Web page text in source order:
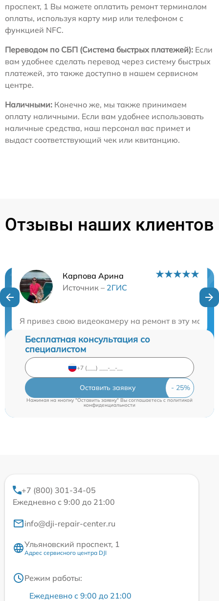
проспект, 1 Вы можете оплатить ремонт терминалом
оплаты, используя карту мир или телефоном с
функцией NFC.
Переводом по СБП (Система быстрых платежей): Если
вам удобнее сделать перевод через систему быстрых
платежей, это также доступно в нашем сервисном
центре.
Наличными: Конечно же, мы также принимаем
оплату наличными. Если вам удобнее использовать
наличные средства, наш персонал вас примет и
выдаст соответствующий чек или квитанцию.
Отзывы наших клиентов
Карпова Арина
Источник – 2ГИС
Я привез свою видеокамеру на ремонт в эту
Нужна консультация?
Бесплатная консультация со
специалистом
Оставить заявку
Нажимая на кнопку "Оставить заявку" Вы соглашаетесь cполитикой
конфиденциальности
+7 (800) 301-34-05
Ежедневно с 9:00 до 21:00
info@dji-repair-center.ru
Ульяновский проспект, 1
Адрес сервисного центра DJI
Режим работы:
Ежедневно с 9:00 до 21:00